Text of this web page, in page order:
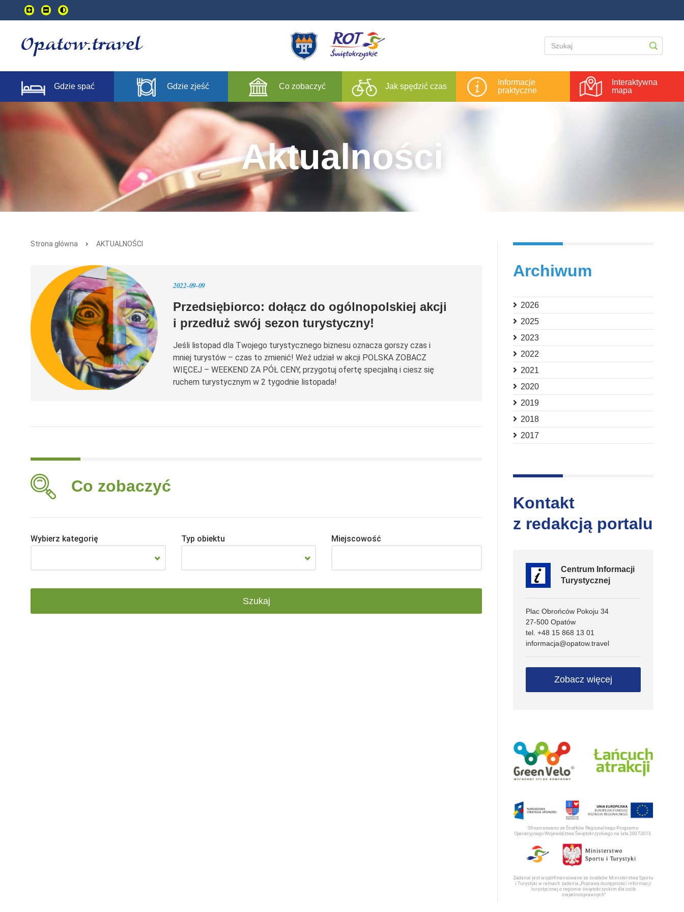
Przejdź
do
treści
głownej
Gdzie spać Gdzie zjeść Co zobaczyć Jak spędzić czas
Informacje
praktyczne
Interaktywna
mapa
Aktualności
Strona główna AKTUALNOŚCI
2022-09-09
Przedsiębiorco: dołącz do ogólnopolskiej akcji
i przedłuż swój sezon turystyczny!
Jeśli listopad dla Twojego turystycznego biznesu oznacza gorszy czas i
mniej turystów – czas to zmienić! Weź udział w akcji POLSKA ZOBACZ
WIĘCEJ – WEEKEND ZA PÓŁ CENY, przygotuj ofertę specjalną i ciesz się
ruchem turystycznym w 2 tygodnie listopada!
Co zobaczyć
Wybierz kategorię Typ obiektu Miejscowość
Archiwum
2026
2025
2023
2022
2021
2020
2019
2018
2017
Kontakt
z redakcją portalu
Centrum Informacji
Turystycznej
Plac Obrońców Pokoju 34
27-500 Opatów
tel. +48 15 868 13 01
informacja@opatow.travel
Zobacz więcej
Sfinansowano ze Środków Regionalnego Programu
Operacyjnego Województwa Świętokrzyskiego na lata 2007-2013.
Zadanie jest współfinansowane ze środków Ministerstwa Sportu
i Turystyki w ramach zadania „Poprawa dostępności informacji
turystycznej o regionie świętokrzyskim dla osób
niepełnosprawnych“